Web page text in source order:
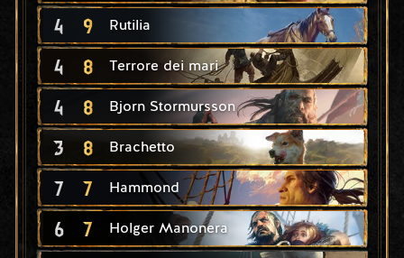
4 9 Rutilia
4 8 Terrore dei mari
4 8 Bjorn Stormursson
3 8 Brachetto
7 7 Hammond
6 7 Holger Manonera